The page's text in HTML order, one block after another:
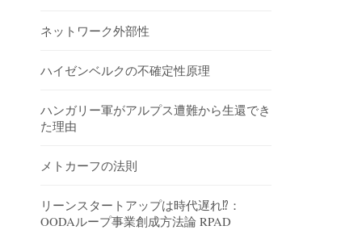
ネットワーク外部性
ハイゼンベルクの不確定性原理
ハンガリー軍がアルプス遭難から生還でき
た理由
メトカーフの法則
リーンスタートアップは時代遅れ⁉︎：
OODAループ事業創成方法論 RPAD